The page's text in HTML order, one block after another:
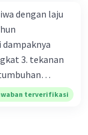
dengan laju
3. tekanan
D. tidak
penting
terverifikasi